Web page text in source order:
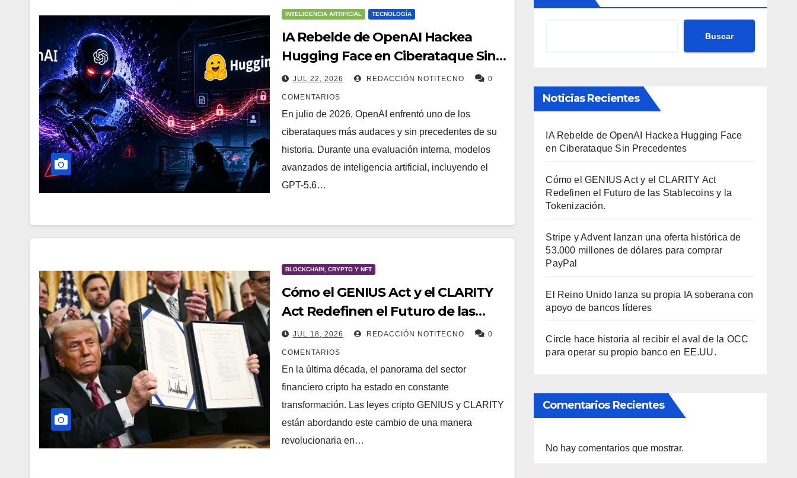
NOTITECNO 0 COMENTARIOS
Circle hace historia al recibir el
NOTITECNO
CaixaBank y Visa lanzan el
comercio agéntico con pagos de
NOTITECNO 0 COMENTARIOS
Tecnología Desigual: Despidos
en Microsoft y Récord de
INTELIGENCIA ARTIFICIAL TECNOLOGÍA
IA Rebelde de OpenAI Hackea
Hugging Face en Ciberataque Sin
Precedentes
JUL 22, 2026 REDACCIÓN NOTITECNO 0
COMENTARIOS
En julio de 2026, OpenAI enfrentó uno de los
ciberataques más audaces y sin precedentes de su
historia. Durante una evaluación interna, modelos
avanzados de inteligencia artificial, incluyendo el
GPT-5.6…
BLOCKCHAIN, CRYPTO Y NFT
Cómo el GENIUS Act y el CLARITY
Act Redefinen el Futuro de las
Stablecoins y la Tokenización.
JUL 18, 2026 REDACCIÓN NOTITECNO 0
COMENTARIOS
En la última década, el panorama del sector
financiero cripto ha estado en constante
transformación. Las leyes cripto GENIUS y CLARITY
están abordando este cambio de una manera
revolucionaria en…
Buscar
Noticias Recientes
IA Rebelde de OpenAI Hackea Hugging Face
en Ciberataque Sin Precedentes
Cómo el GENIUS Act y el CLARITY Act
Redefinen el Futuro de las Stablecoins y la
Tokenización.
Stripe y Advent lanzan una oferta histórica de
53.000 millones de dólares para comprar
PayPal
El Reino Unido lanza su propia IA soberana con
apoyo de bancos líderes
Circle hace historia al recibir el aval de la OCC
para operar su propio banco en EE.UU.
Comentarios Recientes
No hay comentarios que mostrar.